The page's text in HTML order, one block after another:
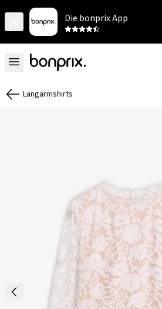
Die bonprix App
Langarmshirts